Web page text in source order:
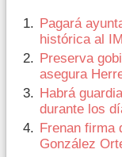
Pagará
histórica al
Preserva
asegura
Habrá
durante los
Frenan firma
González